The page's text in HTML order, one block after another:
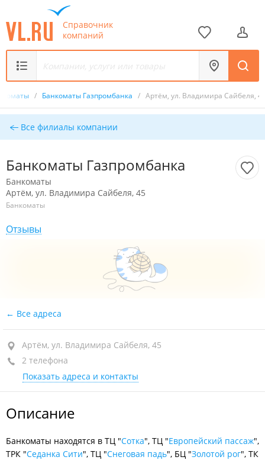
Справочник
компаний
/ Банкоматы Газпромбанка / Артём, ул. Владимира Сайбеля,
Все филиалы компании
Банкоматы Газпромбанка
Банкоматы
Артём, ул. Владимира Сайбеля, 45
Банкоматы
Отзывы
Все адреса
Артём, ул. Владимира Сайбеля, 45
2 телефона
Показать адреса и контакты
Описание
Банкоматы находятся в ТЦ "Сотка", ТЦ "Европейский пассаж",
ТРК "Седанка Сити", ТЦ "Снеговая падь", БЦ "Золотой рог", ТК